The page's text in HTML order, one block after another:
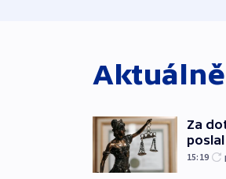
Za
15:19